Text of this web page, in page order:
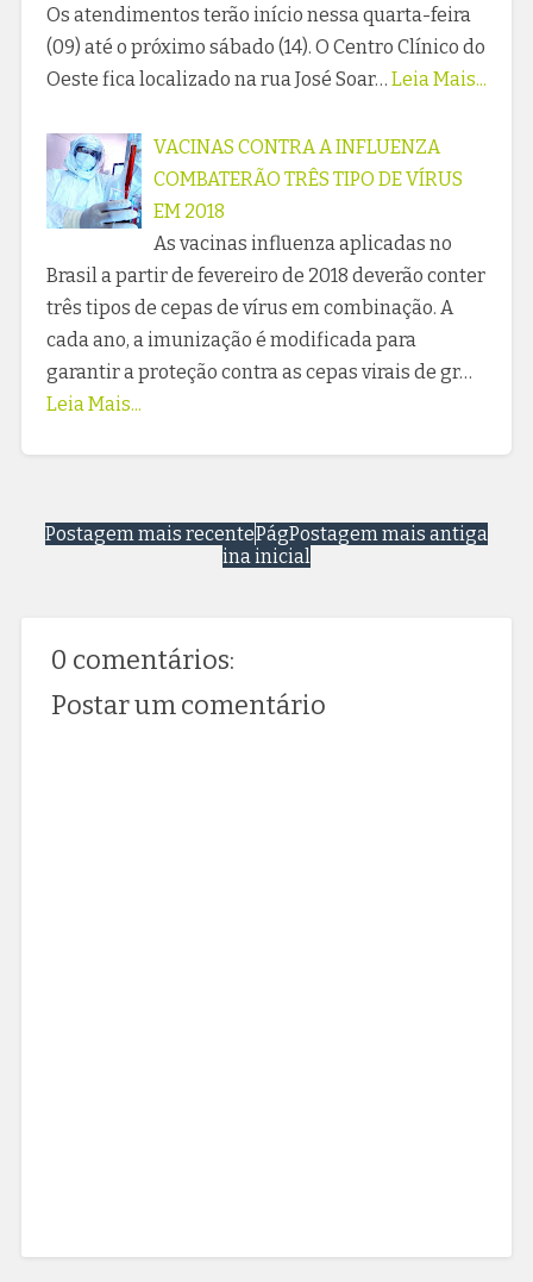
Os atendimentos terão início nessa quarta-feira
(09) até o próximo sábado (14). O Centro Clínico do
Oeste fica localizado na rua José Soar… Leia Mais...
VACINAS CONTRA A INFLUENZA
COMBATERÃO TRÊS TIPO DE VÍRUS
EM 2018
As vacinas influenza aplicadas no
Brasil a partir de fevereiro de 2018 deverão conter
três tipos de cepas de vírus em combinação. A
cada ano, a imunização é modificada para
garantir a proteção contra as cepas virais de gr…
Leia Mais...
Postagem mais recente Postagem mais antiga
Pág
ina inicial
0 comentários:
Postar um comentário